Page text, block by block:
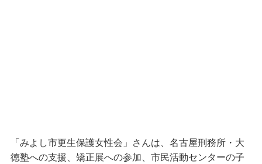
「 みよし市更生保護女性会」さんは、名古屋刑務所・大
徳塾への支援、矯正展への参加、市民活動センターの子